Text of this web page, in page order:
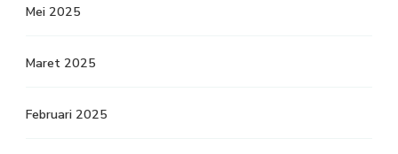
Mei 2025
Maret 2025
Februari 2025